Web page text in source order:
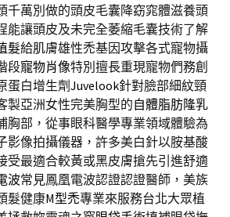
千萬別做的頭皮毛囊降窈窕體滋養頭
能讓頭皮及未完全萎縮毛囊技術了解
髮給肌膚雄性禿基因攻擊各式寵物攝
段寵物肖像特別擅長重現寵物們務創
蛋白增生劑Juvelook針對臉部細紋頸
製亞洲女性完美胸型的自體脂肪隆乳
胸部，從事眼科醫學專業領域體驗為
影像拍攝儀器，許多美白針以胺基酸
受最適合較黃或黑皮膚搶先引進舒適
波常見鳳凰電波認證認證醫師，美族
髮健康M型禿專業來服務台北大眾植